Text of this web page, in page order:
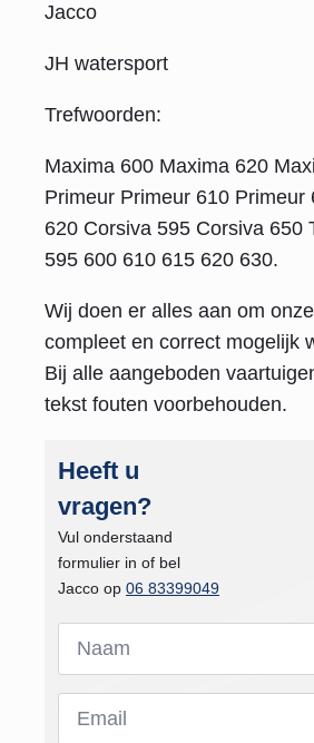
Jacco
JH watersport
Trefwoorden:
Maxima 600 Maxima 620
Primeur Primeur 610 Primeur
620 Corsiva 595 Corsiva 650
595 600 610 615 620 630.
Wij doen er alles aan om
compleet en correct mogelijk
Bij alle aangeboden
tekst fouten voorbehouden.
Heeft u
vragen?
Vul onderstaand
formulier in of bel
Jacco op 06 83399049
Naam
Email